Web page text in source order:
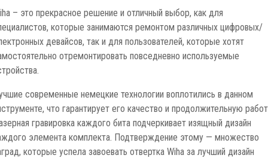
– это прекрасное решение и отличный выбор, как для
которые занимаются ремонтом различных цифровых/
девайсов, так и для пользователей, которые хотят
отремонтировать повседневно используемые
современные немецкие технологии воплотились в данном
что гарантирует его качество и продолжительную
гравировка каждого бита подчеркивает изящный дизайн
элемента комплекта. Подтверждение этому — множество
которые успела завоевать отвертка Wiha за лучший дизайн